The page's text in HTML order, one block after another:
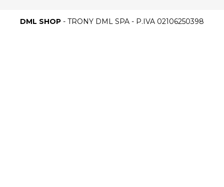
DML SHOP - TRONY DML SPA - P.IVA 02106250398